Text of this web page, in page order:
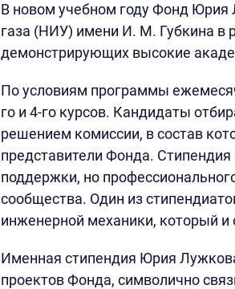
В новом учебном году Фонд Юрия
газа (НИУ) имени И. М. Губкина в
демонстрирующих высокие
По условиям программы
го и 4-го курсов. Кандидаты
решением комиссии, в состав
представители Фонда.
поддержки, но
сообщества. Один из
инженерной механики, который
Именная стипендия Юрия
проектов Фонда, символично